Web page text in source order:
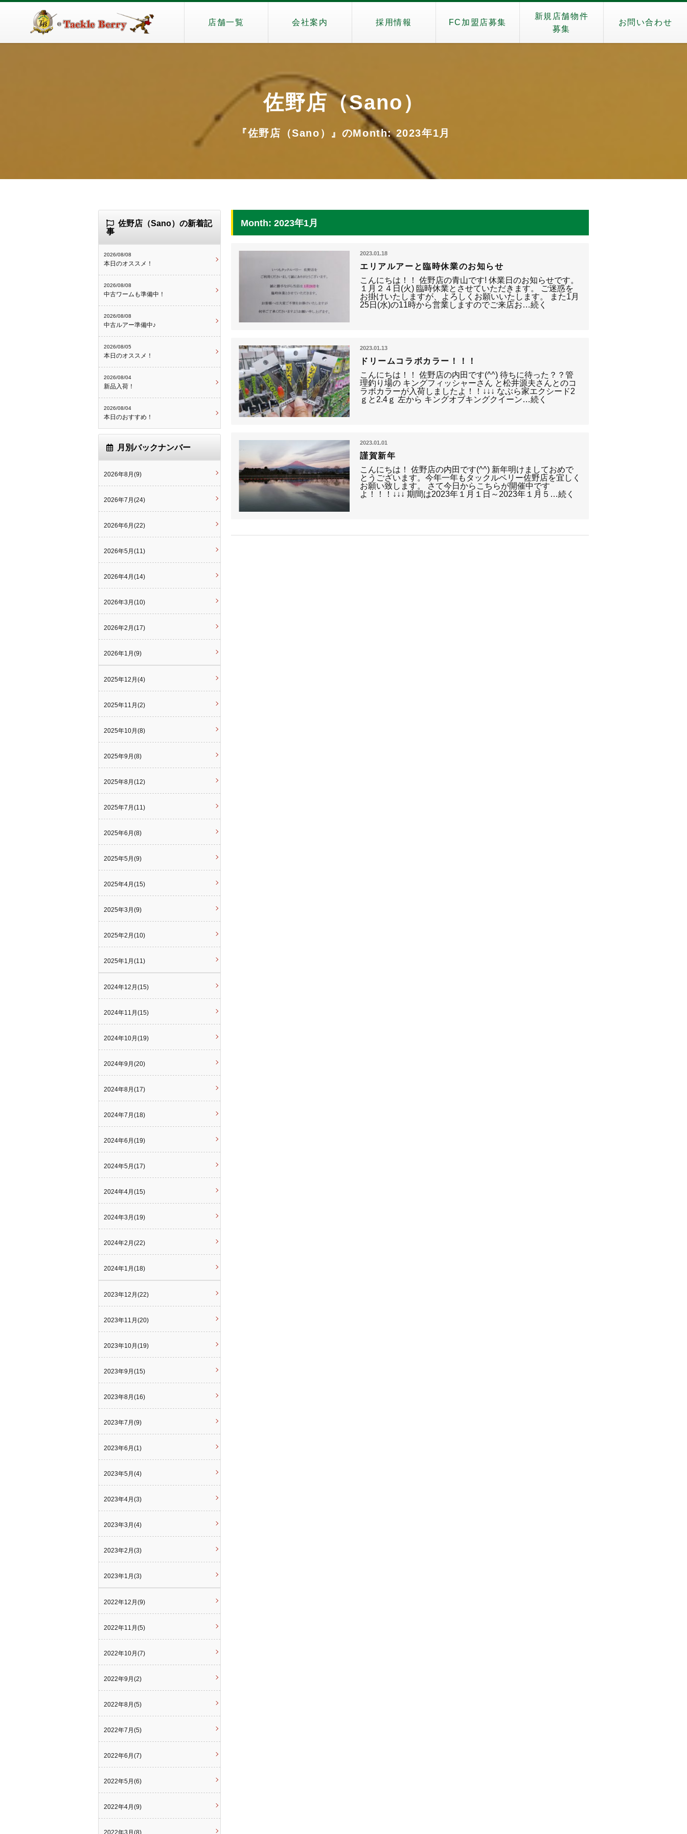
店舗一覧 会社案内 採用情報 FC加盟店募集
新規店舗物件
募集
お問い合わせ
佐野店（Sano）
『佐野店（Sano）』のMonth: 2023年1月
Month: 2023年1月
2023.01.18
エリアルアーと臨時休業のお知らせ
こんにちは！！ 佐野店の青山です! 休業日のお知らせです。
１月２４日(火) 臨時休業とさせていただきます。 ご迷惑を
お掛けいたしますが、よろしくお願いいたします。 また1月
25日(水)の11時から営業しますのでご来店お…続く
2023.01.13
ドリームコラボカラー！！！
こんにちは！！ 佐野店の内田です(^^) 待ちに待った？？管
理釣り場の キングフィッシャーさん と松井源夫さんとのコ
ラボカラーが入荷しましたよ！！↓↓↓ なぶら家エクシード2
ｇと2.4ｇ 左から キングオブキングクイーン…続く
2023.01.01
謹賀新年
こんにちは！ 佐野店の内田です(^^) 新年明けましておめで
とうございます。今年一年もタックルベリー佐野店を宜しく
お願い致します。 さて今日からこちらが開催中です
よ！！！↓↓↓ 期間は2023年１月１日～2023年１月５…続く
佐野店（Sano）の新着記
事
2026/08/08
本日のオススメ！
2026/08/08
中古ワームも準備中！
2026/08/08
中古ルアー準備中♪
2026/08/05
本日のオススメ！
2026/08/04
新品入荷！
2026/08/04
本日のおすすめ！
月別バックナンバー
2026年8月(9)
2026年7月(24)
2026年6月(22)
2026年5月(11)
2026年4月(14)
2026年3月(10)
2026年2月(17)
2026年1月(9)
2025年12月(4)
2025年11月(2)
2025年10月(8)
2025年9月(8)
2025年8月(12)
2025年7月(11)
2025年6月(8)
2025年5月(9)
2025年4月(15)
2025年3月(9)
2025年2月(10)
2025年1月(11)
2024年12月(15)
2024年11月(15)
2024年10月(19)
2024年9月(20)
2024年8月(17)
2024年7月(18)
2024年6月(19)
2024年5月(17)
2024年4月(15)
2024年3月(19)
2024年2月(22)
2024年1月(18)
2023年12月(22)
2023年11月(20)
2023年10月(19)
2023年9月(15)
2023年8月(16)
2023年7月(9)
2023年6月(1)
2023年5月(4)
2023年4月(3)
2023年3月(4)
2023年2月(3)
2023年1月(3)
2022年12月(9)
2022年11月(5)
2022年10月(7)
2022年9月(2)
2022年8月(5)
2022年7月(5)
2022年6月(7)
2022年5月(6)
2022年4月(9)
2022年3月(8)